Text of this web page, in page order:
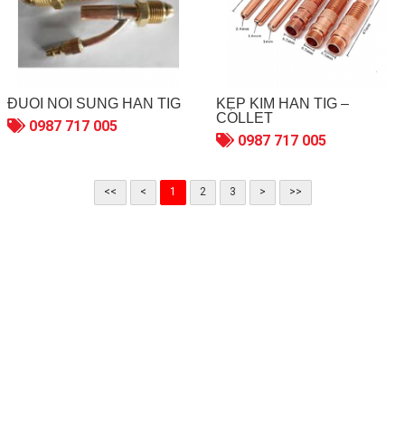
ĐUÔI NỐI SÚNG HÀN TIG
0987 717 005
KẸP KIM HÀN TIG –
COLLET
0987 717 005
<< < 1 2 3 > >>